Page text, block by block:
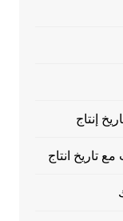
إنتاج
تاريخ انتاج